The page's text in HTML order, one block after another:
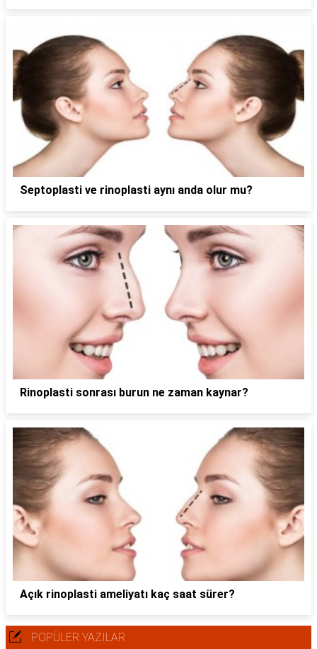
Septoplasti ve rinoplasti aynı anda olur mu?
Rinoplasti sonrası burun ne zaman kaynar?
Açık rinoplasti ameliyatı kaç saat sürer?
POPÜLER YAZILAR